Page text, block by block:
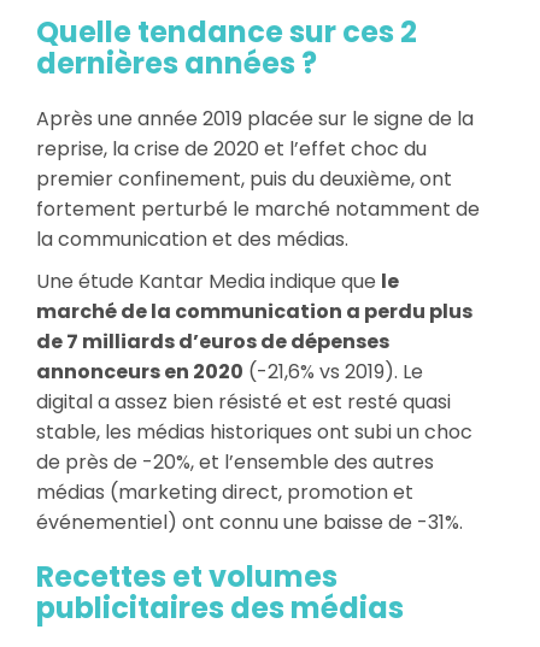
Quelle tendance sur ces 2
dernières années ?
Après une année 2019 placée sur le signe de la
reprise, la crise de 2020 et l’effet choc du
premier confinement, puis du deuxième, ont
fortement perturbé le marché notamment de
la communication et des médias.
Une étude Kantar Media indique que le
marché de la communication a perdu plus
de 7 milliards d’euros de dépenses
annonceurs en 2020 (-21,6% vs 2019). Le
digital a assez bien résisté et est resté quasi
stable, les médias historiques ont subi un choc
de près de -20%, et l’ensemble des autres
médias (marketing direct, promotion et
événementiel) ont connu une baisse de -31%.
Recettes et volumes
publicitaires des médias